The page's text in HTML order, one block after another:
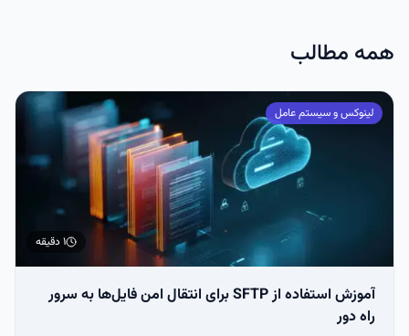
همه مطالب
لینوکس و سیستم عامل
۱ دقیقه
آموزش استفاده از SFTP برای انتقال امن فایل‌ها به سرور
راه دور